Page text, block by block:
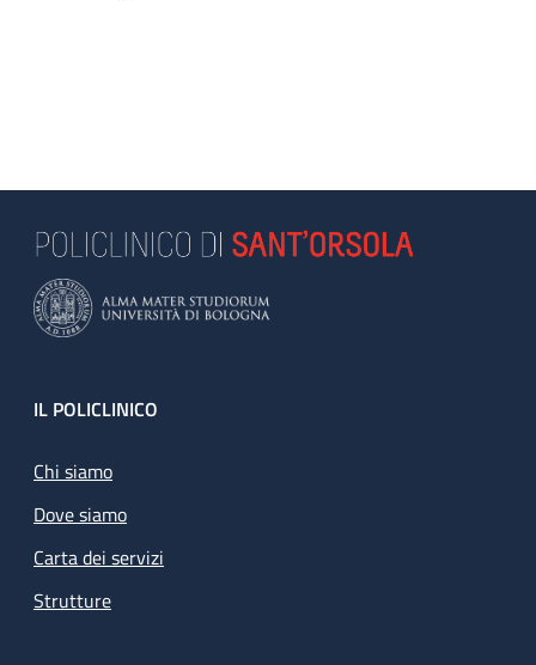
Footer
IL POLICLINICO
Chi siamo
Dove siamo
Carta dei servizi
Strutture